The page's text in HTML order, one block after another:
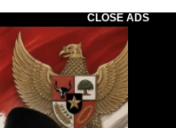
CLOSE ADS